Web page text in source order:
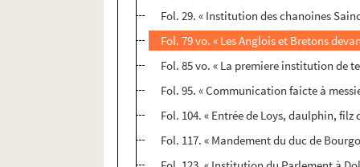
Fol. 29. « Institution des chanoines
Fol. 79 vo. « Les Anglois et Bretons
Fol. 85 vo. « La premiere institution de
Fol. 95. « Communication faicte à
Fol. 104. « Entrée de Loys, daulphin, filz
Fol. 117. « Mandement du duc de